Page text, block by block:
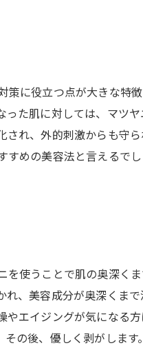
に役立つ点が大きな特
た肌に対しては、マツ
れ、外的刺激からも守
めの美容法と言えるで
使うことで肌の奥深く
、美容成分が奥深くま
エイジングが気になる
の後、優しく剥がしま